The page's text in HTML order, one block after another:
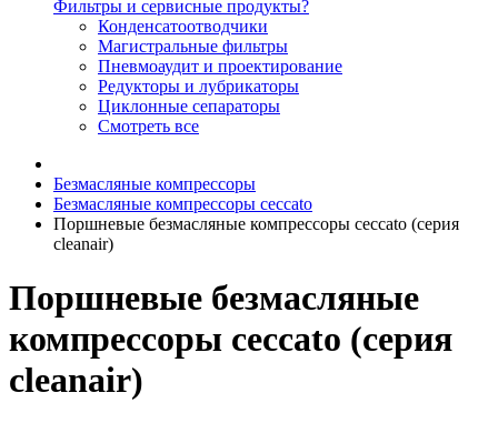
Фильтры и сервисные продукты?
Конденсатоотводчики
Магистральные фильтры
Пневмоаудит и проектирование
Редукторы и лубрикаторы
Циклонные сепараторы
Смотреть все
Безмасляные компрессоры
Безмасляные компрессоры ceccato
Поршневые безмасляные компрессоры ceccato (серия
cleanair)
Поршневые безмасляные
компрессоры ceccato (серия
cleanair)